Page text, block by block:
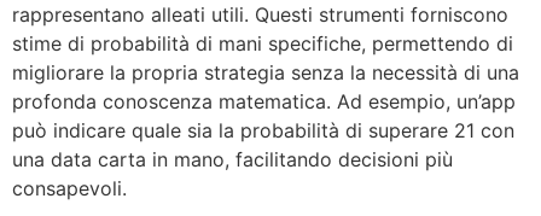
rappresentano alleati utili. Questi strumenti forniscono
stime di probabilità di mani specifiche, permettendo di
migliorare la propria strategia senza la necessità di una
profonda conoscenza matematica. Ad esempio, un’app
può indicare quale sia la probabilità di superare 21 con
una data carta in mano, facilitando decisioni più
consapevoli.